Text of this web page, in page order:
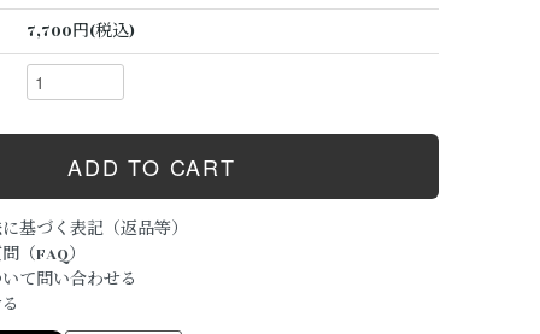
7,700円(税込)
基づく表記（返品等）
（FAQ）
て問い合わせる